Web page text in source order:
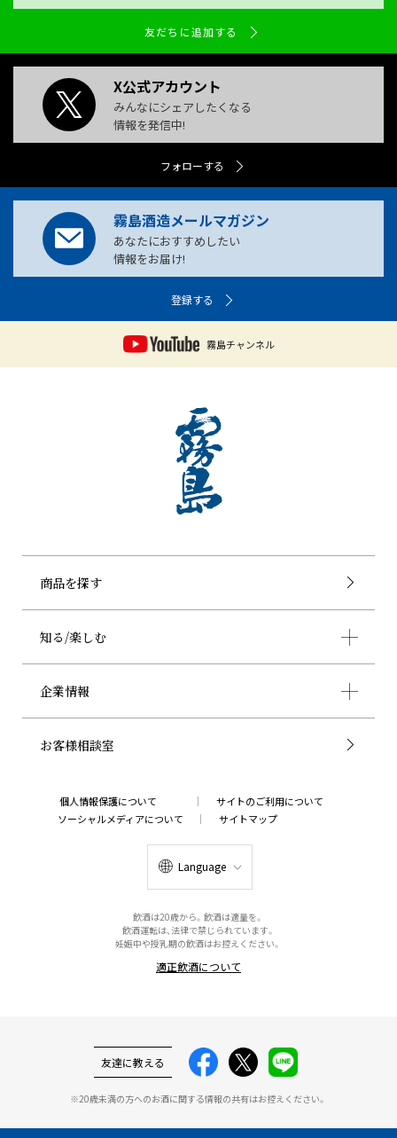
友だちに追加する
X公式アカウント
みんなにシェアしたくなる
情報を発信中!
フォローする
霧島酒造メールマガジン
あなたにおすすめしたい
情報をお届け!
登録する
霧島チャンネル
商品を探す
知る/楽しむ
企業情報
お客様相談室
個人情報保護について
サイトのご利用について
ソーシャルメディアについて
サイトマップ
Language
飲酒は20歳から。飲酒は適量を。
飲酒運転は、法律で禁じられています。
妊娠中や授乳期の飲酒はお控えください。
適正飲酒について
友達に教える
※20歳未満の方へのお酒に関する情報の共有はお控えください。